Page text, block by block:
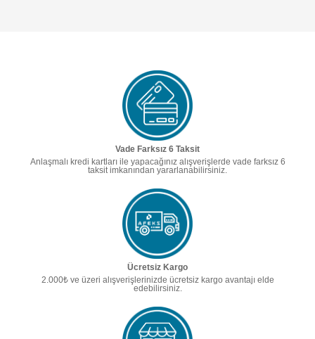
Vade Farksız 6 Taksit
Anlaşmalı kredi kartları ile yapacağınız alışverişlerde vade farksız 6
taksit imkanından yararlanabilirsiniz.
Ücretsiz Kargo
2.000₺ ve üzeri alışverişlerinizde ücretsiz kargo avantajı elde
edebilirsiniz.